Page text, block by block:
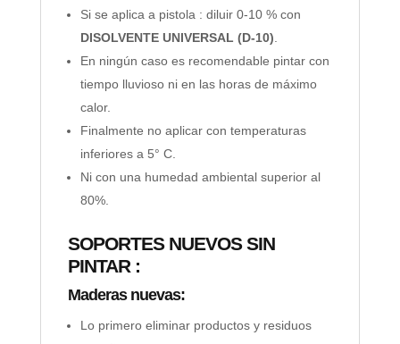
Si se aplica a pistola : diluir 0-10 % con
DISOLVENTE UNIVERSAL (D-10).
En ningún caso es recomendable pintar con
tiempo lluvioso ni en las horas de máximo
calor.
Finalmente no aplicar con temperaturas
inferiores a 5° C.
Ni con una humedad ambiental superior al
80%.
SOPORTES NUEVOS SIN
PINTAR :
Maderas nuevas:
Lo primero eliminar productos y residuos